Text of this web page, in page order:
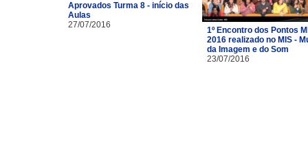
Aprovados Turma 8 - início das
Aulas
27/07/2016
1º Encontro dos Pontos
2016 realizado no MIS -
da Imagem e do Som
23/07/2016